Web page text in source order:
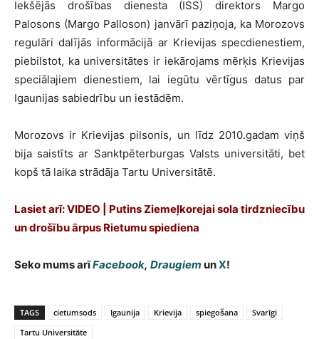
Iekšējās drošības dienesta (ISS) direktors Margo
Palosons (Margo Palloson) janvārī paziņoja, ka Morozovs
regulāri dalījās informācijā ar Krievijas specdienestiem,
piebilstot, ka universitātes ir iekārojams mērķis Krievijas
speciālajiem dienestiem, lai iegūtu vērtīgus datus par
Igaunijas sabiedrību un iestādēm.
Morozovs ir Krievijas pilsonis, un līdz 2010.gadam viņš
bija saistīts ar Sanktpēterburgas Valsts universitāti, bet
kopš tā laika strādāja Tartu Universitātē.
Lasiet arī:VIDEO | Putins Ziemeļkorejai sola tirdzniecību
un drošību ārpus Rietumu spiediena
Seko mums arīFacebook, Draugiem unX!
TAGS cietumsods Igaunija Krievija spiegošana
Svarīgi
Tartu Universitāte